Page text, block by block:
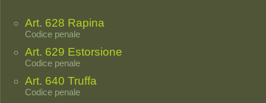
Art. 628 Rapina
Codice penale
Art. 629 Estorsione
Codice penale
Art. 640 Truffa
Codice penale